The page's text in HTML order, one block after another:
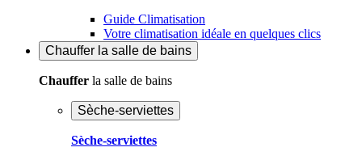
Guide Climatisation
Votre climatisation idéale en quelques clics
Chauffer la salle de bains
Chauffer la salle de bains
Sèche-serviettes
Sèche-serviettes